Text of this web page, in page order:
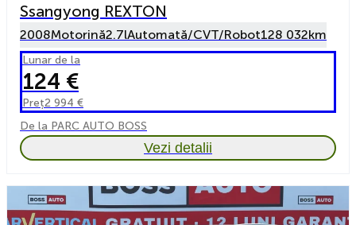
Ssangyong REXTON
2008Motorină2.7lAutomată/CVT/Robot128 032km
Lunar de la
124 €
Preț2 994 €
De la PARC AUTO BOSS
Vezi detalii